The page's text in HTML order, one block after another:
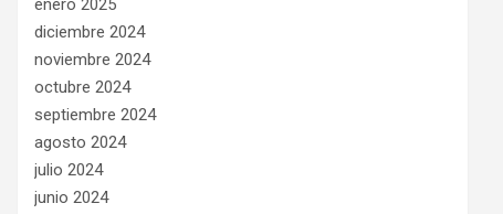
enero 2025
diciembre 2024
noviembre 2024
octubre 2024
septiembre 2024
agosto 2024
julio 2024
junio 2024